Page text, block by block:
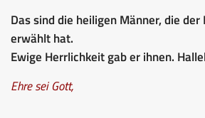
Das sind die heiligen Männer, die der
erwählt hat.
Ewige Herrlichkeit gab er ihnen.
Ehre sei Gott,